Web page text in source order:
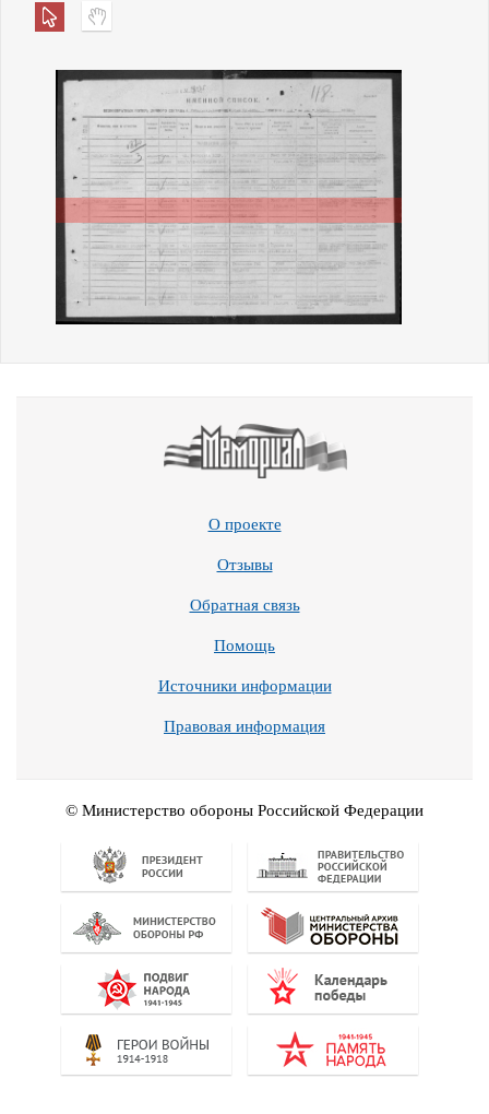
О проекте
Отзывы
Обратная связь
Помощь
Источники информации
Правовая информация
© Министерство обороны Российской Федерации